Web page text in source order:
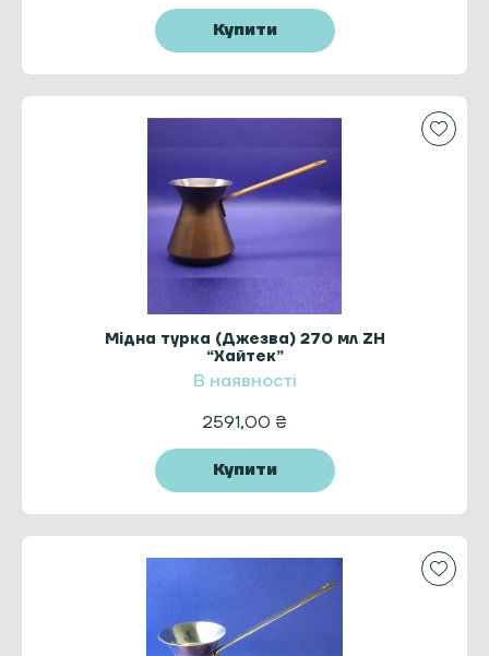
Купити
Мідна турка (Джезва) 270 мл ZH
“Хайтек”
В наявності
2591,00 ₴
Купити